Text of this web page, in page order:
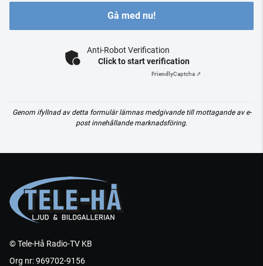
Gå med nu!
Anti-Robot Verification
Click to start verification
FriendlyCaptcha ⇗
Genom ifyllnad av detta formulär lämnas medgivande till mottagande av e-
post innehållande marknadsföring.
© Tele-Hå Radio-TV KB
Org nr: 969702-9156